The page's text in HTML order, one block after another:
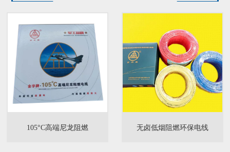
105°C高端尼龙阻燃 无卤低烟阻燃环保电线